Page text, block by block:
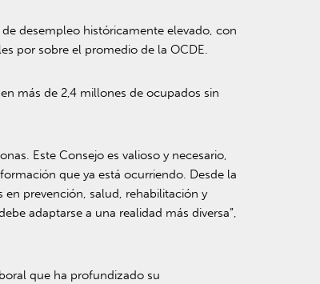
desempleo históricamente elevado, con
por sobre el promedio de la OCDE.
más de 2,4 millones de ocupados sin
Este Consejo es valioso y necesario,
que ya está ocurriendo. Desde la
prevención, salud, rehabilitación y
adaptarse a una realidad más diversa”,
que ha profundizado su